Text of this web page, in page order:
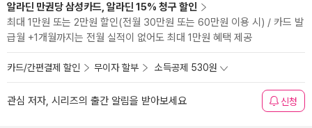
알라딘 만권당 삼성카드, 알라딘 15% 청구 할인
최대 1만원 또는 2만원 할인(전월 30만원 또는 60만원 이용 시) / 카드 발
급월 +1개월까지는 전월 실적이 없어도 최대 1만원 혜택 제공
카드/간편결제 할인 무이자 할부 소득공제 530원
관심 저자, 시리즈의 출간 알림을 받아보세요 신청